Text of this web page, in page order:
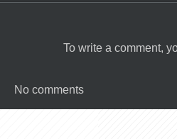
To write a comment,
No comments